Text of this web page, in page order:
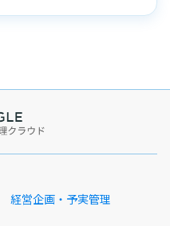
経営企画・予実管理